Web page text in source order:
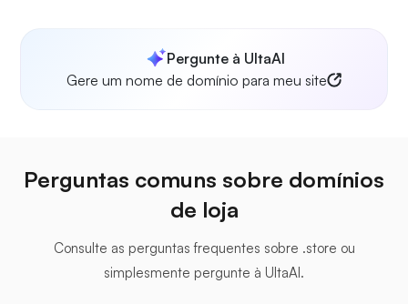
Pergunte à UltaAI
Gere um nome de domínio para meu site
Perguntas comuns sobre domínios
de loja
Consulte as perguntas frequentes sobre .store ou
simplesmente pergunte à UltaAI.